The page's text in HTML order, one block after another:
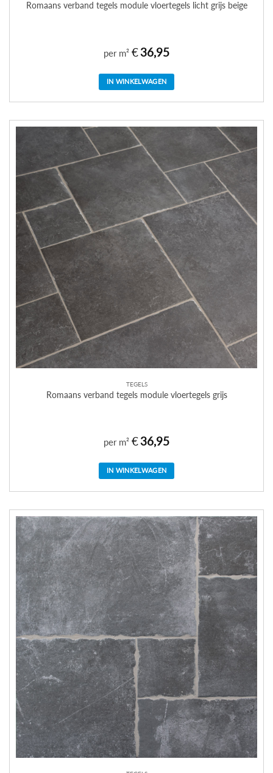
Romaans verband tegels module vloertegels licht grijs beige
per m² €36,95
IN WINKELWAGEN
TEGELS
Romaans verband tegels module vloertegels grijs
per m² €36,95
IN WINKELWAGEN